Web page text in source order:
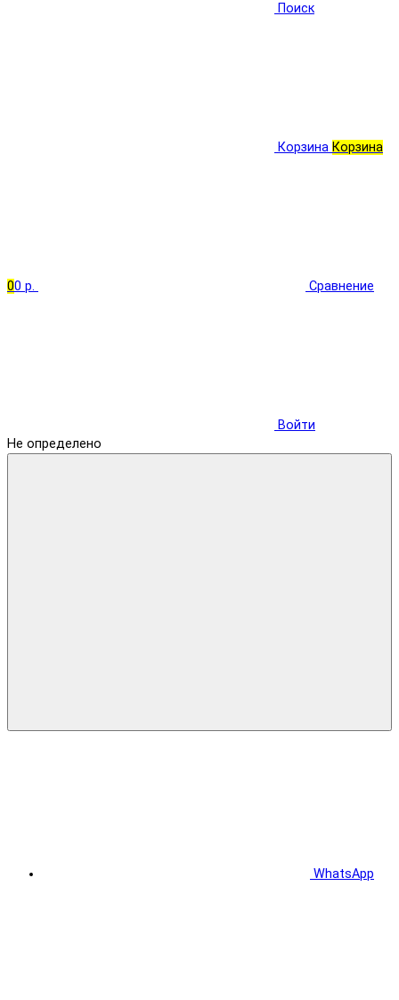
Поиск
Корзина Корзина
00 р. Сравнение
Войти
Не определено
WhatsApp